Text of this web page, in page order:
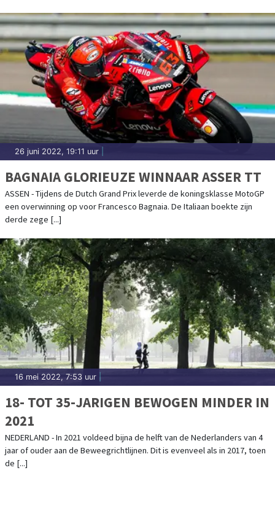
26 juni 2022, 19:11 uur
BAGNAIA GLORIEUZE WINNAAR ASSER TT
ASSEN - Tijdens de Dutch Grand Prix leverde de koningsklasse MotoGP
een overwinning op voor Francesco Bagnaia. De Italiaan boekte zijn
derde zege [...]
16 mei 2022, 7:53 uur
18- TOT 35-JARIGEN BEWOGEN MINDER IN
2021
NEDERLAND - In 2021 voldeed bijna de helft van de Nederlanders van 4
jaar of ouder aan de Beweegrichtlijnen. Dit is evenveel als in 2017, toen
de [...]